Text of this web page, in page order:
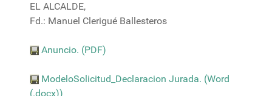
EL ALCALDE,
Fd.: Manuel Clerigué Ballesteros
Anuncio. (PDF)
ModeloSolicitud_Declaracion Jurada. (Word
(.docx))